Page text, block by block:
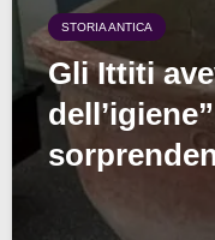
STORIA ANTICA
Gli Ittiti
dell’igiene”